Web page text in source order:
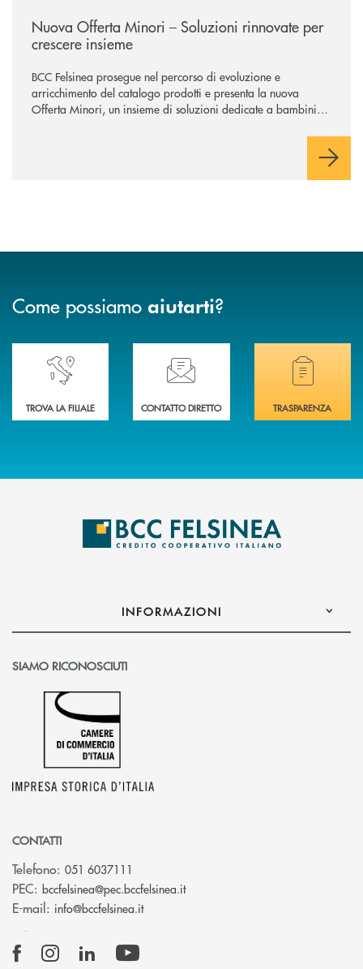
Nuova Offerta Minori – Soluzioni rinnovate per
crescere insieme
BCC Felsinea prosegue nel percorso di evoluzione e
arricchimento del catalogo prodotti e presenta la nuova
Offerta Minori, un insieme di soluzioni dedicate a bambini e
sviluppo di una relazione consapevole con il denaro, sempre
Come possiamo aiutarti?
Accedi all' elenco completo delle nostre&nbsp; filiali .
TROVA LA FILIALE
Ti serve assistenza immediata? Contattaci!
CONTATTO DIRETTO
Hai bisogno di
TRASPARENZA
INFORMAZIONI
SIAMO RICONOSCIUTI
CONTATTI
Telefono: 051 6037111
PEC: bccfelsinea@pec.bccfelsinea.it(si apre l’app di posta
E-mail: info@bccfelsinea.it(si apre l’app di posta elettronica)